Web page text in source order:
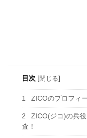
目次 [閉じる]
1 ZICOのプロフィ
2
ZICO(ジコ)の兵
査！